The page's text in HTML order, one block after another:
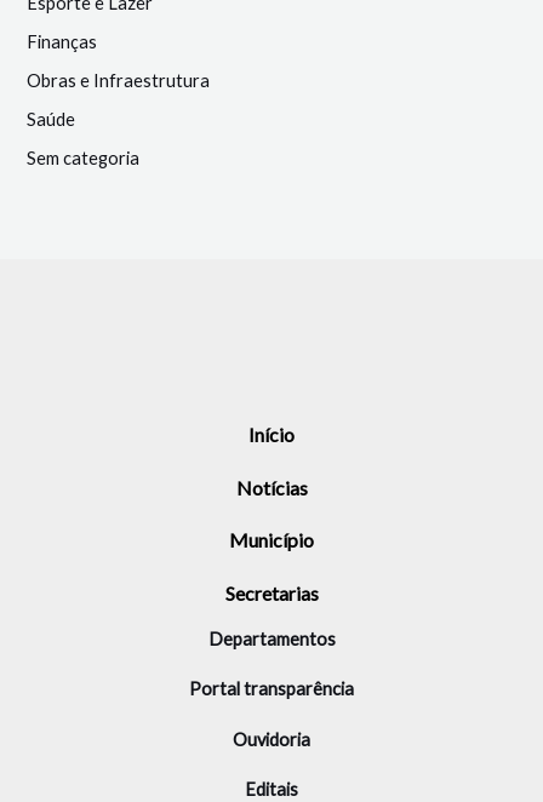
Finanças
Obras e Infraestrutura
Saúde
Sem categoria
Início
Notícias
Município
Secretarias
Departamentos
Portal transparência
Ouvidoria
Editais